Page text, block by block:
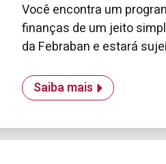
Você encontra um
finanças de um jeito
da Febraban e estará
Saiba mais